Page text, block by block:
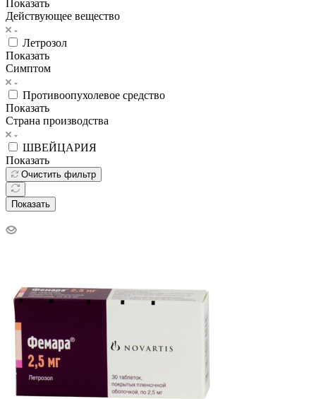
Показать
Действующее вещество
Летрозол
Показать
Симптом
Противоопухолевое средство
Показать
Страна производства
ШВЕЙЦАРИЯ
Показать
Очистить фильтр
Показать